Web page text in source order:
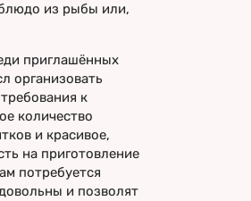
из рыбы или,
приглашённых
организовать
к
количество
и красивое,
на приготовление
потребуется
и позволят